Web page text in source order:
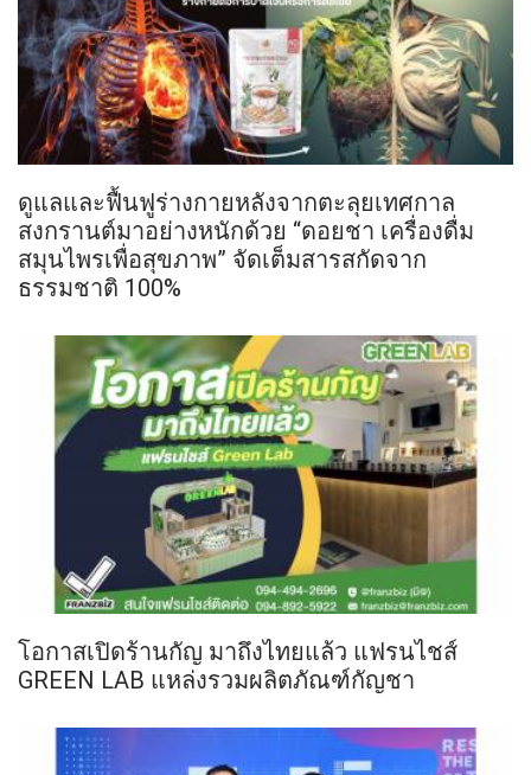
ดูแลและฟื้นฟูร่างกายหลังจากตะลุยเทศกาล
สงกรานต์มาอย่างหนักด้วย “ดอยชา เครื่องดื่ม
สมุนไพรเพื่อสุขภาพ” จัดเต็มสารสกัดจาก
ธรรมชาติ 100%
โอกาสเปิดร้านกัญ มาถึงไทยแล้ว แฟรนไชส์
GREEN LAB แหล่งรวมผลิตภัณฑ์กัญชา